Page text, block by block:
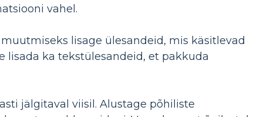
vahel.
lisage ülesandeid, mis käsitlevad
lisada ka tekstülesandeid, et pakkuda
jälgitaval viisil. Alustage põhiliste